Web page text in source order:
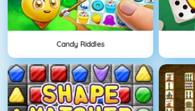
Candy Riddles